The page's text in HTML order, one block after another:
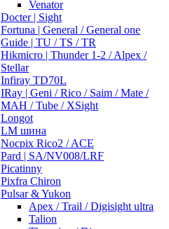
Venator
Docter | Sight
Fortuna | General / General one
Guide | TU / TS / TR
Hikmicro | Thunder 1-2 / Alpex /
Stellar
Infiray TD70L
IRay | Geni / Rico / Saim / Mate /
MAH / Tube / XSight
Longot
LM шина
Nocpix Rico2 / ACE
Pard | SA/NV008/LRF
Picatinny
Pixfra Chiron
Pulsar & Yukon
Apex / Trail / Digisight ultra
Talion